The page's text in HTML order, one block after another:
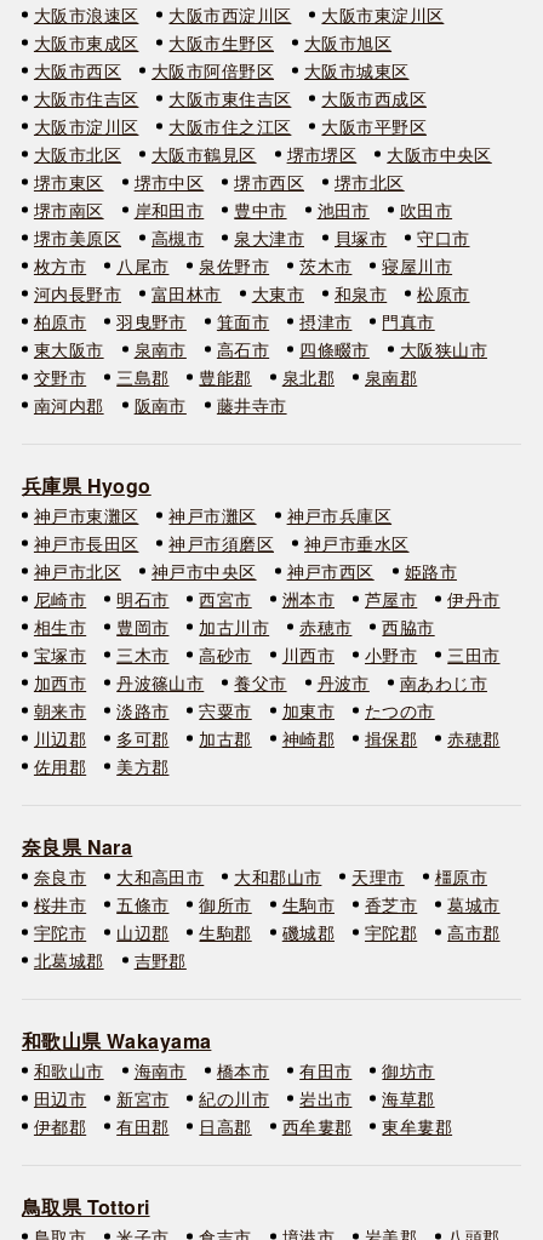
大阪市浪速区
大阪市西淀川区
大阪市東淀川区
大阪市東成区
大阪市生野区
大阪市旭区
大阪市西区
大阪市阿倍野区
大阪市城東区
大阪市住吉区
大阪市東住吉区
大阪市西成区
大阪市淀川区
大阪市住之江区
大阪市平野区
大阪市北区
大阪市鶴見区 堺市堺区
大阪市中央区
堺市東区
堺市中区 堺市西区
堺市北区
堺市南区
岸和田市 豊中市 池田市
吹田市
堺市美原区
高槻市 泉大津市 貝塚市
守口市
枚方市
八尾市 泉佐野市 茨木市
寝屋川市
河内長野市
富田林市 大東市 和泉市
松原市
柏原市
羽曳野市 箕面市 摂津市
門真市
東大阪市
泉南市 高石市 四條畷市
大阪狭山市
交野市
三島郡 豊能郡 泉北郡
泉南郡
南河内郡
阪南市 藤井寺市
兵庫県 Hyogo
神戸市東灘区 神戸市灘区
神戸市兵庫区
神戸市長田区
神戸市須磨区
神戸市垂水区
神戸市北区
神戸市中央区 神戸市西区
姫路市
尼崎市
明石市 西宮市 洲本市 芦屋市
伊丹市
相生市
豊岡市 加古川市 赤穂市
西脇市
宝塚市
三木市 高砂市 川西市 小野市
三田市
加西市
丹波篠山市 養父市 丹波市
南あわじ市
朝来市
淡路市 宍粟市 加東市
たつの市
川辺郡
多可郡 加古郡 神崎郡 揖保郡
赤穂郡
佐用郡
美方郡
奈良県 Nara
奈良市 大和高田市 大和郡山市 天理市
橿原市
桜井市
五條市 御所市 生駒市 香芝市
葛城市
宇陀市
山辺郡 生駒郡 磯城郡 宇陀郡
高市郡
北葛城郡
吉野郡
和歌山県 Wakayama
和歌山市 海南市 橋本市 有田市
御坊市
田辺市
新宮市 紀の川市 岩出市
海草郡
伊都郡
有田郡 日高郡 西牟婁郡 東牟婁郡
鳥取県 Tottori